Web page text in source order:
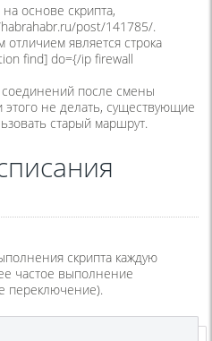
основе скрипта,
post/141785/.
является строка
find] do={/ip firewall
соединений после смены
не делать, существующие
старый маршрут.
скрипта каждую
частое выполнение
переключение).